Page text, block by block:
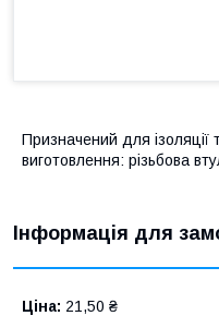
Призначений для ізоляції
виготовлення: різьбова
Інформація для
Ціна: 21,50 ₴